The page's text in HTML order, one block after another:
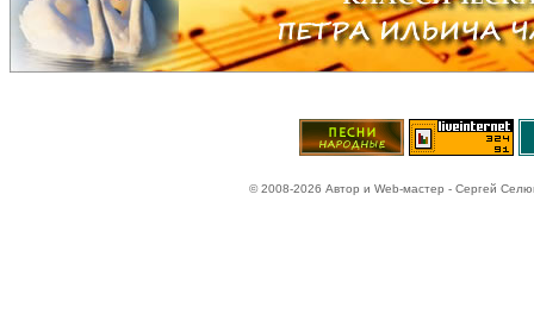
© 2008-2026 Автор и Web-мастер - Сергей